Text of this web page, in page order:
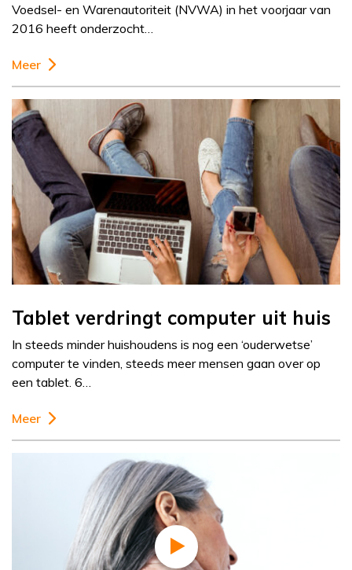
Voedsel- en Warenautoriteit (NVWA) in het voorjaar van
2016 heeft onderzocht…
Meer
Tablet verdringt computer uit huis
In steeds minder huishoudens is nog een ‘ouderwetse’
computer te vinden, steeds meer mensen gaan over op
een tablet. 6…
Meer